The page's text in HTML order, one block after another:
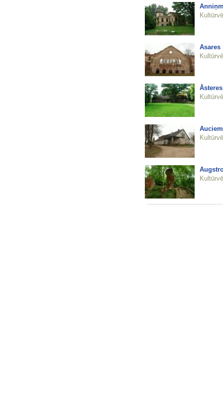
Asares